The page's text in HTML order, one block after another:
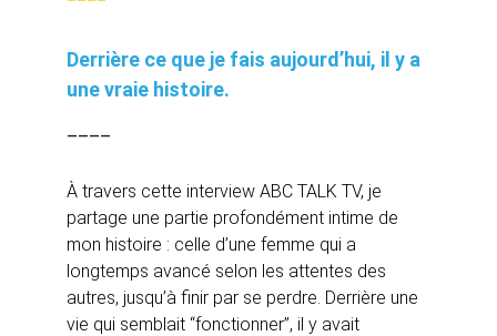
Derrière ce que je fais aujourd’hui, il y a
une vraie histoire.
À travers cette interview ABC TALK TV, je
partage une partie profondément intime de
mon histoire : celle d’une femme qui a
longtemps avancé selon les attentes des
autres, jusqu’à finir par se perdre. Derrière une
vie qui semblait “fonctionner”, il y avait